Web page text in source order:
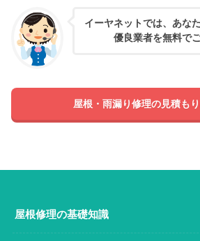
イーヤネットでは、あな
優良業者を無料で
屋根・雨漏り修理の見積も
屋根修理の基礎知識